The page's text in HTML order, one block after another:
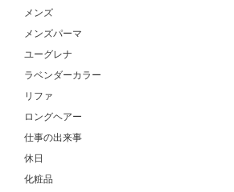
メンズ
メンズパーマ
ユーグレナ
ラベンダーカラー
リファ
ロングヘアー
仕事の出来事
休日
化粧品